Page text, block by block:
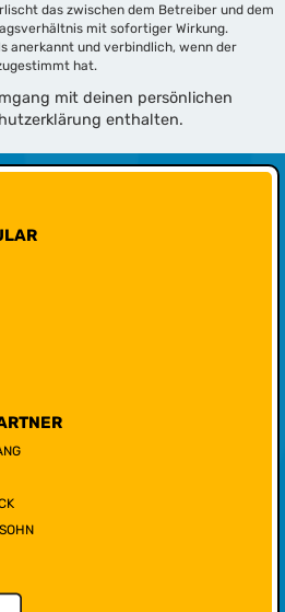
das zwischen dem Betreiber und dem
mit sofortiger Wirkung.
anerkannt und verbindlich, wenn der
hat.
mit deinen persönlichen
enthalten.